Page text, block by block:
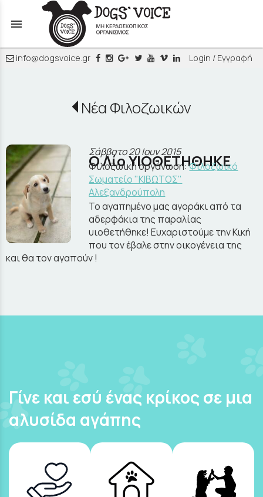
menu
info@dogsvoice.gr Login / Εγγραφή
Νέα Φιλοζωικών
Ο Λίο ΥΙΟΘΕΤΗΘΗΚΕ
Σάββατο 20 Ιουν 2015
Φιλοζωική οργάνωση:Φιλοζωικό
Σωματείο "ΚΙΒΩΤΟΣ"
Αλεξανδρούπολη
Το αγαπημένο μας αγοράκι από τα
αδερφάκια της παραλίας
υιοθετήθηκε! Ευχαριστούμε την Κική
που τον έβαλε στην οικογένεια της
και θα τον αγαπούν !
Γίνε και εσύ ένας κρίκος σε μια
αλυσίδα αγάπης